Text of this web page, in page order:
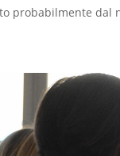
probabilmente dal